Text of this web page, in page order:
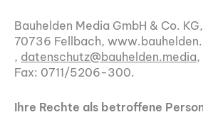
Bauhelden Media GmbH & Co.
70736 Fellbach,
, datenschutz@bauhelden.media,
Fax: 0711/5206-300.
Ihre Rechte als betroffene